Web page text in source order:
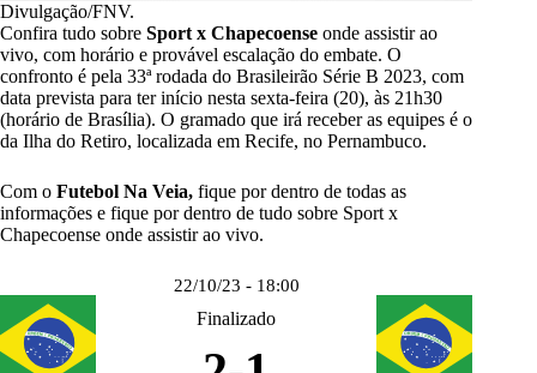
Divulgação/FNV.
Confira tudo sobre Sport x Chapecoense onde assistir ao
vivo, com horário e provável escalação do embate. O
confronto é pela 33ª rodada do Brasileirão Série B 2023, com
data prevista para ter início nesta sexta-feira (20), às 21h30
(horário de Brasília). O gramado que irá receber as equipes é o
da Ilha do Retiro, localizada em Recife, no Pernambuco.
Com o Futebol Na Veia, fique por dentro de todas as
informações e fique por dentro de tudo sobre Sport x
Chapecoense onde assistir ao vivo.
22/10/23 - 18:00
Finalizado